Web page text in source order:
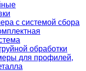
с системой сбора
обработки
для профилей,